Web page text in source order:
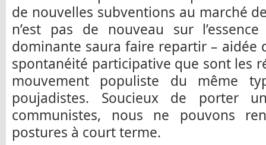
de nouvelles subventions au marché
n’est pas de nouveau sur
dominante saura faire repartir – aidée
spontanéité participative que sont les
mouvement populiste du même
poujadistes. Soucieux de porter
communistes, nous ne pouvons
postures à court terme.